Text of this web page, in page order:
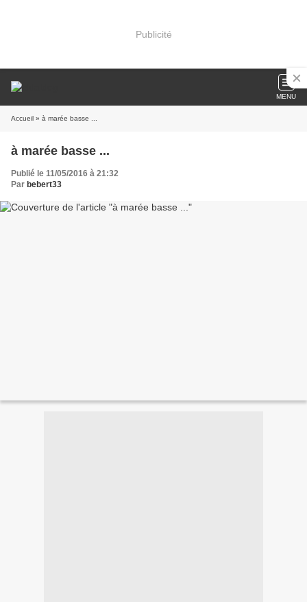
Publicité
MENU
Accueil » à marée basse ...
à marée basse ...
Publié le 11/05/2016 à 21:32
Par bebert33